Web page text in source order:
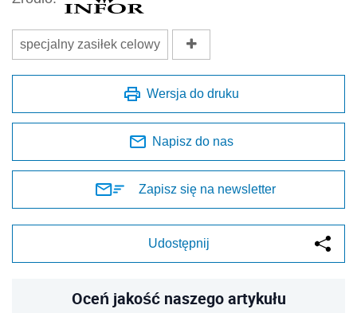
specjalny zasiłek celowy
Wersja do druku
Napisz do nas
Zapisz się na newsletter
Udostępnij
Oceń jakość naszego artykułu